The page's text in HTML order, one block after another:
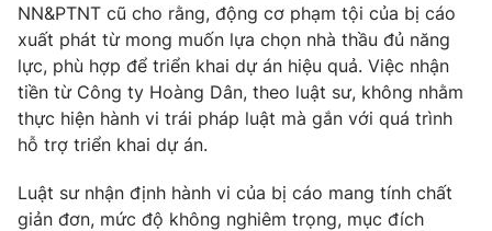
NN&PTNT cũ cho rằng, động cơ phạm tội của bị cáo
xuất phát từ mong muốn lựa chọn nhà thầu đủ năng
lực, phù hợp để triển khai dự án hiệu quả. Việc nhận
tiền từ Công ty Hoàng Dân, theo luật sư, không nhằm
thực hiện hành vi trái pháp luật mà gắn với quá trình
hỗ trợ triển khai dự án.
Luật sư nhận định hành vi của bị cáo mang tính chất
giản đơn, mức độ không nghiêm trọng, mục đích